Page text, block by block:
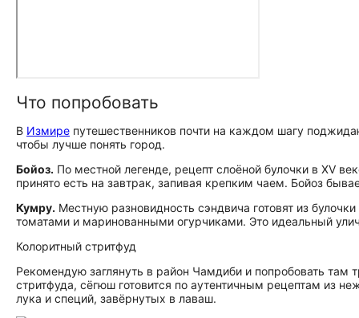
Что попробовать
В Измире путешественников почти на каждом шагу
чтобы лучше понять город.
Бойоз. По местной легенде, рецепт слоёной булочки в XV
принято есть на завтрак, запивая крепким чаем. Бойоз
Кумру. Местную разновидность сэндвича готовят из
томатами и маринованными огурчиками. Это идеальный
Колоритный стритфуд
Рекомендую заглянуть в район Чамдиби и попробовать там
стритфуда, сёгюш готовится по аутентичным рецептам из
лука и специй, завёрнутых в лаваш.